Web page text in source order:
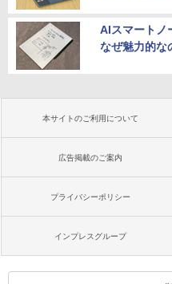
AIスマートノ
なぜ魅力的な
本サイトのご利用について
広告掲載のご案内
プライバシーポリシー
インプレスグループ